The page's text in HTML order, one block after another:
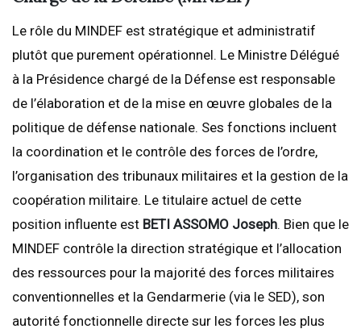
Le rôle du MINDEF est stratégique et administratif
plutôt que purement opérationnel. Le Ministre Délégué
à la Présidence chargé de la Défense est responsable
de l’élaboration et de la mise en œuvre globales de la
politique de défense nationale. Ses fonctions incluent
la coordination et le contrôle des forces de l’ordre,
l’organisation des tribunaux militaires et la gestion de la
coopération militaire. Le titulaire actuel de cette
position influente est BETI ASSOMO Joseph. Bien que le
MINDEF contrôle la direction stratégique et l’allocation
des ressources pour la majorité des forces militaires
conventionnelles et la Gendarmerie (via le SED), son
autorité fonctionnelle directe sur les forces les plus